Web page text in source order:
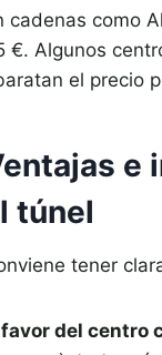
cadenas como
€. Algunos
el precio
e
túnel
tener
del centro